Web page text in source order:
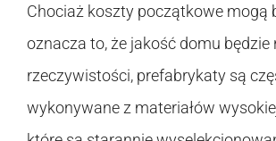
Chociaż koszty początkowe mogą
oznacza to, że jakość domu będzie
rzeczywistości, prefabrykaty są
wykonywane z materiałów